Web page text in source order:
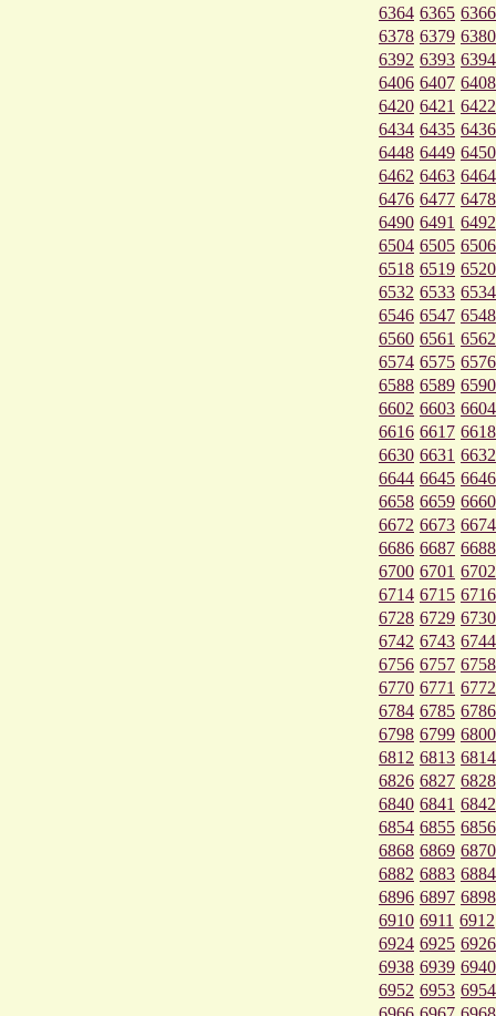
6364 6365 6366
6378 6379 6380
6392 6393 6394
6406 6407 6408
6420 6421 6422
6434 6435 6436
6448 6449 6450
6462 6463 6464
6476 6477 6478
6490 6491 6492
6504 6505 6506
6518 6519 6520
6532 6533 6534
6546 6547 6548
6560 6561 6562
6574 6575 6576
6588 6589 6590
6602 6603 6604
6616 6617 6618
6630 6631 6632
6644 6645 6646
6658 6659 6660
6672 6673 6674
6686 6687 6688
6700 6701 6702
6714 6715 6716
6728 6729 6730
6742 6743 6744
6756 6757 6758
6770 6771 6772
6784 6785 6786
6798 6799 6800
6812 6813 6814
6826 6827 6828
6840 6841 6842
6854 6855 6856
6868 6869 6870
6882 6883 6884
6896 6897 6898
6910 6911 6912
6924 6925 6926
6938 6939 6940
6952 6953 6954